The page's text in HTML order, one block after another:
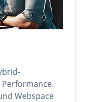
Webspace